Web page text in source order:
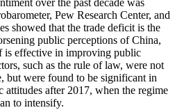
over the past decade was
Pew Research Center, and
showed that the trade deficit is the
public perceptions of China,
is effective in improving public
such as the rule of law, were not
but were found to be significant in
attitudes after 2017, when the regime
to intensify.